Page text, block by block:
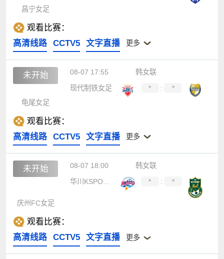
昌宁女足
观看比赛：
高清线路
CCTV5 文字直播 更多
未开始 08-07 17:55
韩女联
现代制铁女足
* :
*
龟尾女足
观看比赛：
高清线路
CCTV5 文字直播 更多
未开始 08-07 18:00
韩女联
* : *
庆州FC女足
观看比赛：
高清线路
CCTV5 文字直播 更多